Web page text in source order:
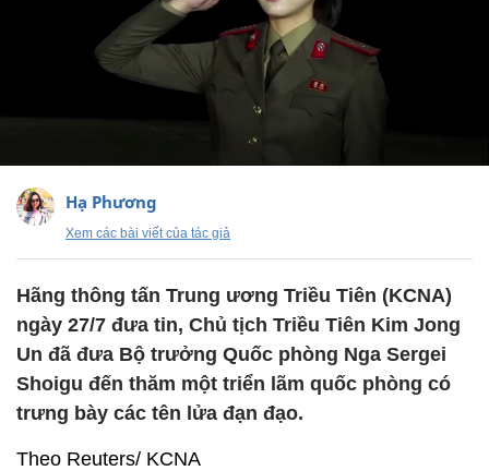
Hạ Phương
Xem các bài viết của tác giả
Hãng thông tấn Trung ương Triều Tiên (KCNA)
ngày 27/7 đưa tin, Chủ tịch Triều Tiên Kim Jong
Un đã đưa Bộ trưởng Quốc phòng Nga Sergei
Shoigu đến thăm một triển lãm quốc phòng có
trưng bày các tên lửa đạn đạo.
Theo Reuters/ KCNA